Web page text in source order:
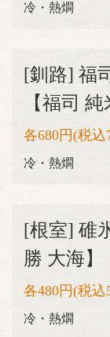
冷・熱燗
[釧路] 福
【福司 純
各680円(税込
冷・熱燗
[根室] 碓
勝 大海】
各480円(税込
冷・熱燗